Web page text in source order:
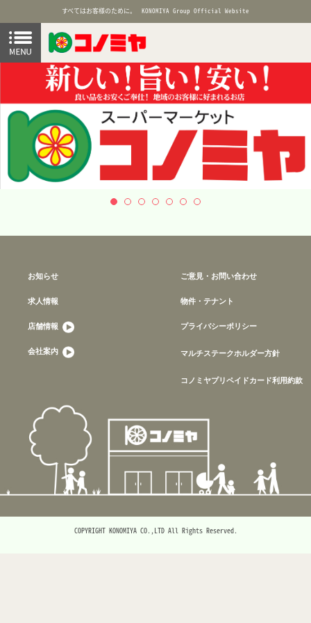
すべてはお客様のために。 KONOMIYA Group Official Website
お知らせ
求人情報
店舗情報
会社案内
ご意見・お問い合わせ
物件・テナント
プライバシーポリシー
マルチステークホルダー方針
コノミヤプリペイドカード利用約款
COPYRIGHT KONOMIYA CO.,LTD All Rights Reserved.